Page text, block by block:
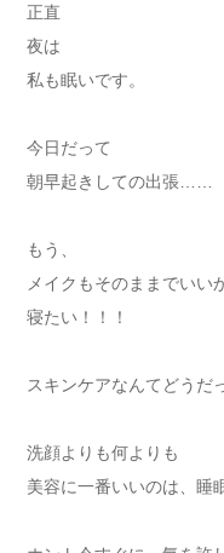
正直
夜は
私も眠いです。
今日だって
朝早起きしての出張……
もう、
メイクもそのままでいい
寝たい！！！
スキンケアなんてどうだ
洗顔よりも何よりも
美容に一番いいのは、睡